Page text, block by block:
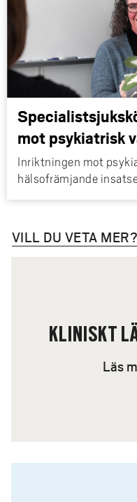
mot psykiatrisk
Inriktningen mot
hälsofrämjande
VILL DU VETA MER?
KLINISKT
Läs